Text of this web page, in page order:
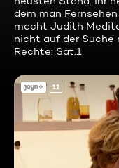
dem man
macht Judith
nicht auf der Suche
Rechte: Sat.1
12